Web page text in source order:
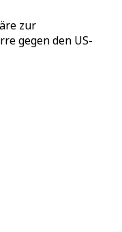
zur
gegen den US-